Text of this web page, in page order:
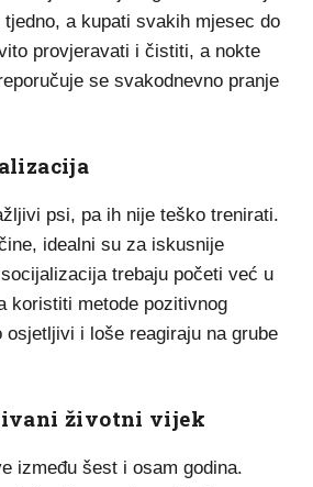
a kupati svakih mjesec do
provjeravati i čistiti, a nokte
se svakodnevno pranje
psi, pa ih nije teško trenirati.
idealni su za iskusnije
trebaju početi već u
koristiti metode pozitivnog
osjetljivi i loše reagiraju na grube
životni vijek
između šest i osam godina.